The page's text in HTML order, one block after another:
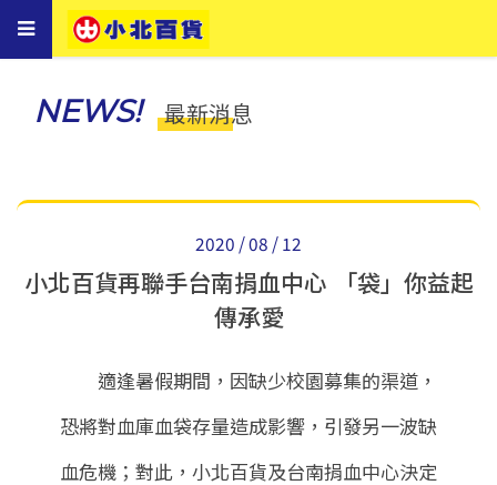
Toggle
navigation
NEWS! 最新消息
2020 / 08 / 12
小北百貨再聯手台南捐血中心 「袋」你益起
傳承愛
適逢暑假期間，因缺少校園募集的渠道，
恐將對血庫血袋存量造成影響，引發另一波缺
血危機；對此，小北百貨及台南捐血中心決定